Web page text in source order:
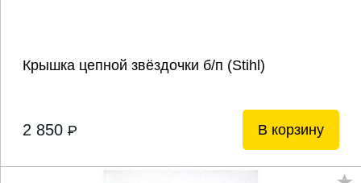
Крышка цепной звёздочки б/п (Stihl)
2 850 P В корзину